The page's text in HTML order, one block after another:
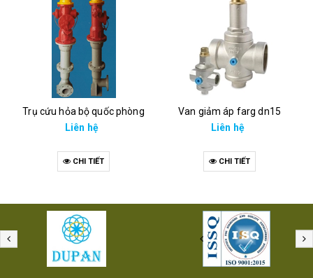
Trụ cứu hỏa bộ quốc phòng
Liên hệ
CHI TIẾT
Van giảm áp farg dn15
Liên hệ
CHI TIẾT